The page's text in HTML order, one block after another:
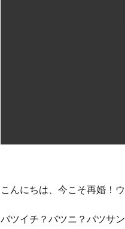
こんにちは、今こそ再婚！
バツイチ？バツニ？バツサ